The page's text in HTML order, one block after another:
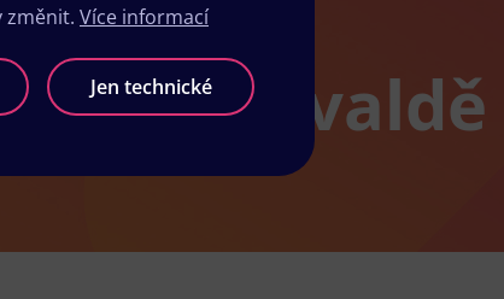
v Tanvaldě
změnit. Více informací
Jen technické